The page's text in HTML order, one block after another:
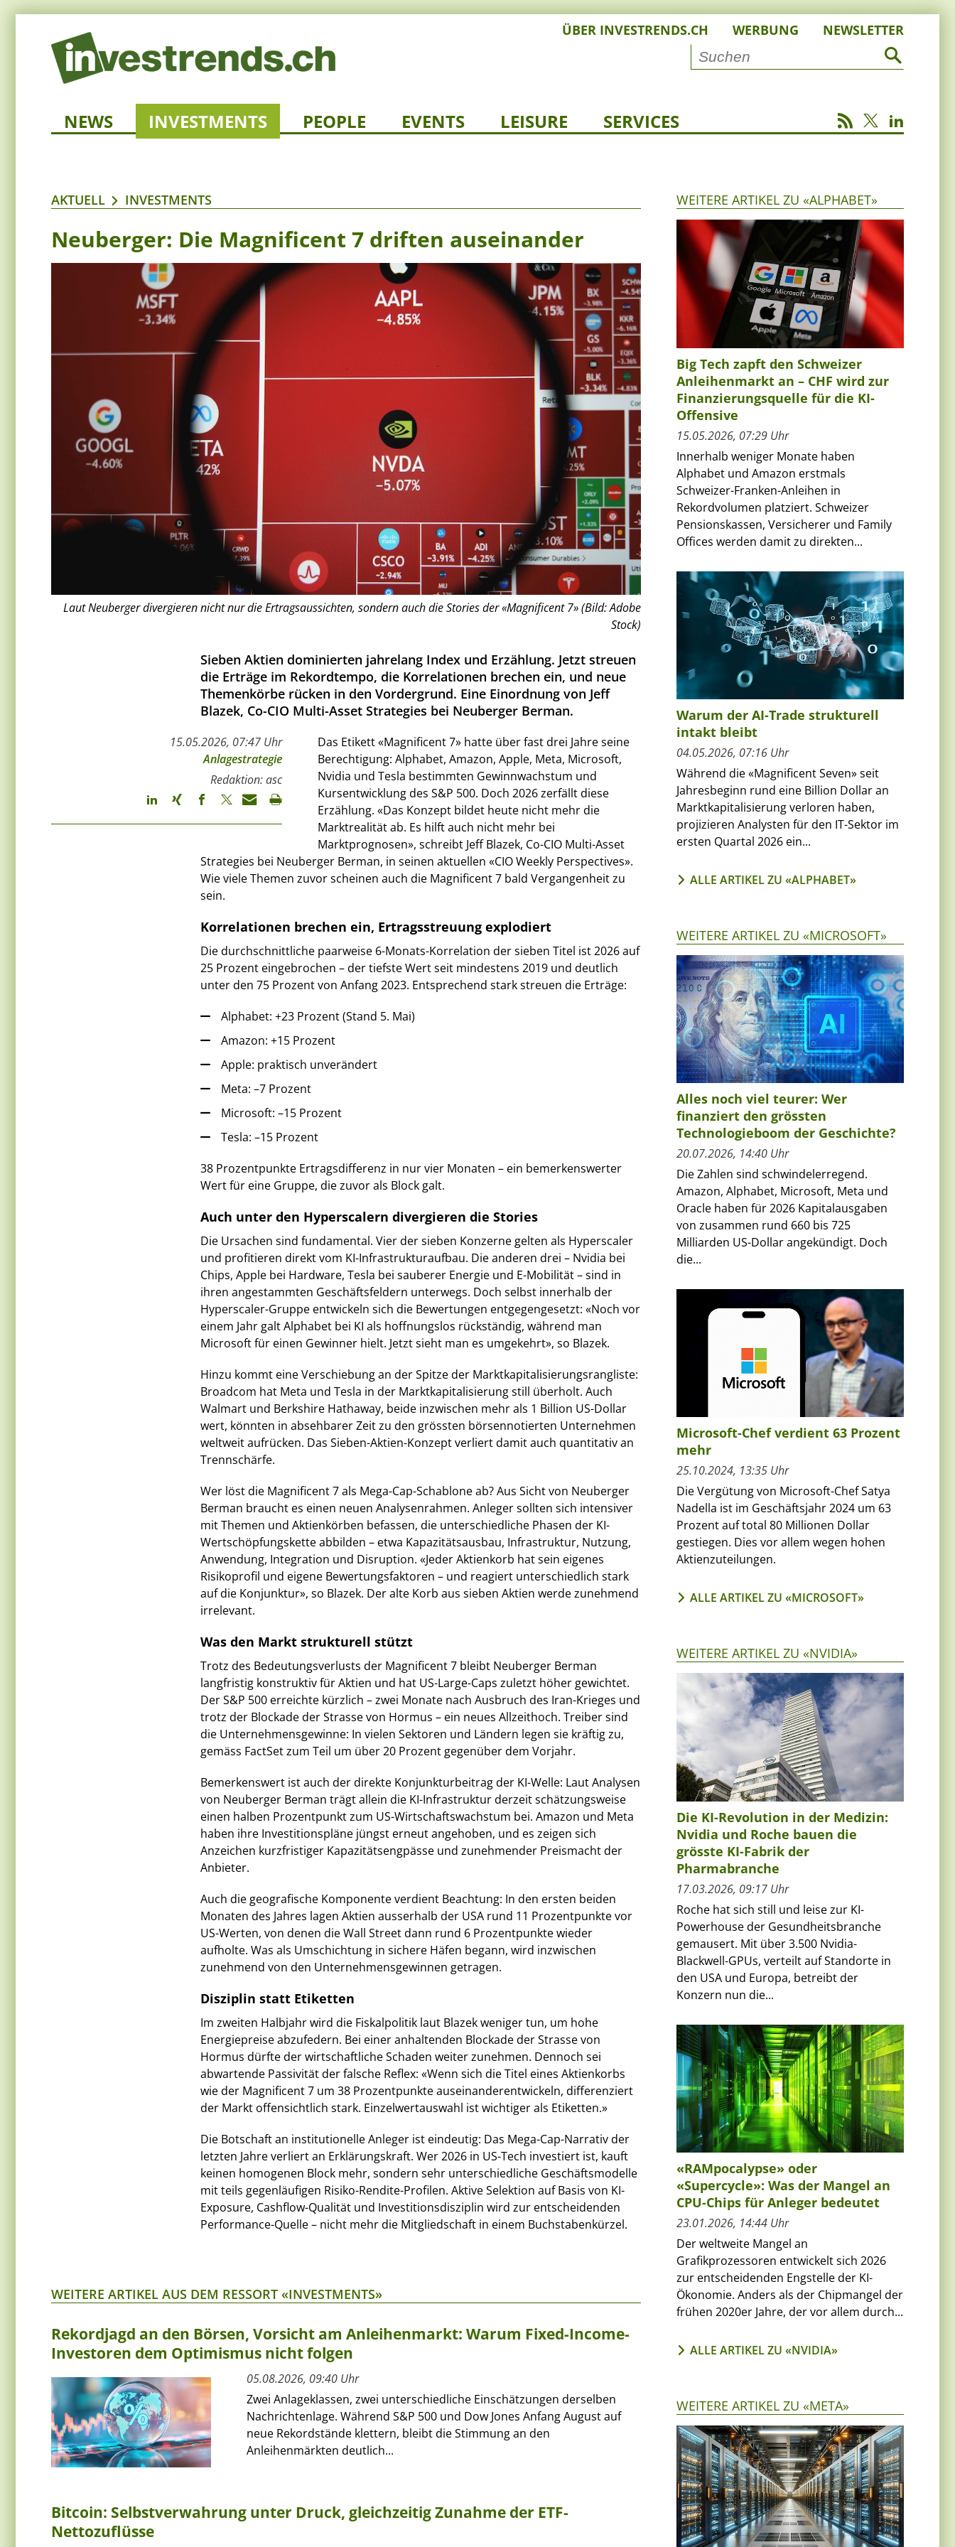
ÜBER INVESTRENDS.CH WERBUNG NEWSLETTER
NEWS INVESTMENTS PEOPLE EVENTS LEISURE SERVICES
AKTUELL INVESTMENTS
Neuberger: Die Magnificent 7 driften auseinander
Laut Neuberger divergieren nicht nur die Ertragsaussichten, sondern auch die Stories der «Magnificent 7» (Bild: Adobe
Stock)
Sieben Aktien dominierten jahrelang Index und Erzählung. Jetzt streuen
die Erträge im Rekordtempo, die Korrelationen brechen ein, und neue
Themenkörbe rücken in den Vordergrund. Eine Einordnung von Jeff
Blazek, Co-CIO Multi-Asset Strategies bei Neuberger Berman.
15.05.2026, 07:47 Uhr
Anlagestrategie
Redaktion: asc
Das Etikett «Magnificent 7» hatte über fast drei Jahre seine
Berechtigung: Alphabet, Amazon, Apple, Meta, Microsoft,
Nvidia und Tesla bestimmten Gewinnwachstum und
Kursentwicklung des S&P 500. Doch 2026 zerfällt diese
Erzählung. «Das Konzept bildet heute nicht mehr die
Marktrealität ab. Es hilft auch nicht mehr bei
Marktprognosen», schreibt Jeff Blazek, Co-CIO Multi-Asset
Strategies bei Neuberger Berman, in seinen aktuellen «CIO Weekly Perspectives».
Wie viele Themen zuvor scheinen auch die Magnificent 7 bald Vergangenheit zu
sein.
Korrelationen brechen ein, Ertragsstreuung explodiert
Die durchschnittliche paarweise 6-Monats-Korrelation der sieben Titel ist 2026 auf
25 Prozent eingebrochen – der tiefste Wert seit mindestens 2019 und deutlich
unter den 75 Prozent von Anfang 2023. Entsprechend stark streuen die Erträge:
Alphabet: +23 Prozent (Stand 5. Mai)
Amazon: +15 Prozent
Apple: praktisch unverändert
Meta: –7 Prozent
Microsoft: –15 Prozent
Tesla: –15 Prozent
38 Prozentpunkte Ertragsdifferenz in nur vier Monaten – ein bemerkenswerter
Wert für eine Gruppe, die zuvor als Block galt.
Auch unter den Hyperscalern divergieren die Stories
Die Ursachen sind fundamental. Vier der sieben Konzerne gelten als Hyperscaler
und profitieren direkt vom KI-Infrastrukturaufbau. Die anderen drei – Nvidia bei
Chips, Apple bei Hardware, Tesla bei sauberer Energie und E-Mobilität – sind in
ihren angestammten Geschäftsfeldern unterwegs. Doch selbst innerhalb der
Hyperscaler-Gruppe entwickeln sich die Bewertungen entgegengesetzt: «Noch vor
einem Jahr galt Alphabet bei KI als hoffnungslos rückständig, während man
Microsoft für einen Gewinner hielt. Jetzt sieht man es umgekehrt», so Blazek.
Hinzu kommt eine Verschiebung an der Spitze der Marktkapitalisierungsrangliste:
Broadcom hat Meta und Tesla in der Marktkapitalisierung still überholt. Auch
Walmart und Berkshire Hathaway, beide inzwischen mehr als 1 Billion US-Dollar
wert, könnten in absehbarer Zeit zu den grössten börsennotierten Unternehmen
weltweit aufrücken. Das Sieben-Aktien-Konzept verliert damit auch quantitativ an
Trennschärfe.
Wer löst die Magnificent 7 als Mega-Cap-Schablone ab? Aus Sicht von Neuberger
Berman braucht es einen neuen Analysenrahmen. Anleger sollten sich intensiver
mit Themen und Aktienkörben befassen, die unterschiedliche Phasen der KI-
Wertschöpfungskette abbilden – etwa Kapazitätsausbau, Infrastruktur, Nutzung,
Anwendung, Integration und Disruption. «Jeder Aktienkorb hat sein eigenes
Risikoprofil und eigene Bewertungsfaktoren – und reagiert unterschiedlich stark
auf die Konjunktur», so Blazek. Der alte Korb aus sieben Aktien werde zunehmend
irrelevant.
Was den Markt strukturell stützt
Trotz des Bedeutungsverlusts der Magnificent 7 bleibt Neuberger Berman
langfristig konstruktiv für Aktien und hat US-Large-Caps zuletzt höher gewichtet.
Der S&P 500 erreichte kürzlich – zwei Monate nach Ausbruch des Iran-Krieges und
trotz der Blockade der Strasse von Hormus – ein neues Allzeithoch. Treiber sind
die Unternehmensgewinne: In vielen Sektoren und Ländern legen sie kräftig zu,
gemäss FactSet zum Teil um über 20 Prozent gegenüber dem Vorjahr.
Bemerkenswert ist auch der direkte Konjunkturbeitrag der KI-Welle: Laut Analysen
von Neuberger Berman trägt allein die KI-Infrastruktur derzeit schätzungsweise
einen halben Prozentpunkt zum US-Wirtschaftswachstum bei. Amazon und Meta
haben ihre Investitionspläne jüngst erneut angehoben, und es zeigen sich
Anzeichen kurzfristiger Kapazitätsengpässe und zunehmender Preismacht der
Anbieter.
Auch die geografische Komponente verdient Beachtung: In den ersten beiden
Monaten des Jahres lagen Aktien ausserhalb der USA rund 11 Prozentpunkte vor
US-Werten, von denen die Wall Street dann rund 6 Prozentpunkte wieder
aufholte. Was als Umschichtung in sichere Häfen begann, wird inzwischen
zunehmend von den Unternehmensgewinnen getragen.
Disziplin statt Etiketten
Im zweiten Halbjahr wird die Fiskalpolitik laut Blazek weniger tun, um hohe
Energiepreise abzufedern. Bei einer anhaltenden Blockade der Strasse von
Hormus dürfte der wirtschaftliche Schaden weiter zunehmen. Dennoch sei
abwartende Passivität der falsche Reflex: «Wenn sich die Titel eines Aktienkorbs
wie der Magnificent 7 um 38 Prozentpunkte auseinanderentwickeln, differenziert
der Markt offensichtlich stark. Einzelwertauswahl ist wichtiger als Etiketten.»
Die Botschaft an institutionelle Anleger ist eindeutig: Das Mega-Cap-Narrativ der
letzten Jahre verliert an Erklärungskraft. Wer 2026 in US-Tech investiert ist, kauft
keinen homogenen Block mehr, sondern sehr unterschiedliche Geschäftsmodelle
mit teils gegenläufigen Risiko-Rendite-Profilen. Aktive Selektion auf Basis von KI-
Exposure, Cashflow-Qualität und Investitionsdisziplin wird zur entscheidenden
Performance-Quelle – nicht mehr die Mitgliedschaft in einem Buchstabenkürzel.
WEITERE ARTIKEL AUS DEM RESSORT «INVESTMENTS»
Rekordjagd an den Börsen, Vorsicht am Anleihenmarkt: Warum Fixed-Income-
Investoren dem Optimismus nicht folgen
05.08.2026, 09:40 Uhr
Zwei Anlageklassen, zwei unterschiedliche Einschätzungen derselben
Nachrichtenlage. Während S&P 500 und Dow Jones Anfang August auf
neue Rekordstände klettern, bleibt die Stimmung an den
Anleihenmärkten deutlich...
Bitcoin: Selbstverwahrung unter Druck, gleichzeitig Zunahme der ETF-
Nettozuflüsse
WEITERE ARTIKEL ZU «ALPHABET»
Big Tech zapft den Schweizer
Anleihenmarkt an – CHF wird zur
Finanzierungsquelle für die KI-
Offensive
15.05.2026, 07:29 Uhr
Innerhalb weniger Monate haben
Alphabet und Amazon erstmals
Schweizer-Franken-Anleihen in
Rekordvolumen platziert. Schweizer
Pensionskassen, Versicherer und Family
Offices werden damit zu direkten...
Warum der AI-Trade strukturell
intakt bleibt
04.05.2026, 07:16 Uhr
Während die «Magnificent Seven» seit
Jahresbeginn rund eine Billion Dollar an
Marktkapitalisierung verloren haben,
projizieren Analysten für den IT-Sektor im
ersten Quartal 2026 ein...
ALLE ARTIKEL ZU «ALPHABET»
WEITERE ARTIKEL ZU «MICROSOFT»
Alles noch viel teurer: Wer
finanziert den grössten
Technologieboom der Geschichte?
20.07.2026, 14:40 Uhr
Die Zahlen sind schwindelerregend.
Amazon, Alphabet, Microsoft, Meta und
Oracle haben für 2026 Kapitalausgaben
von zusammen rund 660 bis 725
Milliarden US-Dollar angekündigt. Doch
die...
Microsoft-Chef verdient 63 Prozent
mehr
25.10.2024, 13:35 Uhr
Die Vergütung von Microsoft-Chef Satya
Nadella ist im Geschäftsjahr 2024 um 63
Prozent auf total 80 Millionen Dollar
gestiegen. Dies vor allem wegen hohen
Aktienzuteilungen.
ALLE ARTIKEL ZU «MICROSOFT»
WEITERE ARTIKEL ZU «NVIDIA»
Die KI-Revolution in der Medizin:
Nvidia und Roche bauen die
grösste KI-Fabrik der
Pharmabranche
17.03.2026, 09:17 Uhr
Roche hat sich still und leise zur KI-
Powerhouse der Gesundheitsbranche
gemausert. Mit über 3.500 Nvidia-
Blackwell-GPUs, verteilt auf Standorte in
den USA und Europa, betreibt der
Konzern nun die...
«RAMpocalypse» oder
«Supercycle»: Was der Mangel an
CPU-Chips für Anleger bedeutet
23.01.2026, 14:44 Uhr
Der weltweite Mangel an
Grafikprozessoren entwickelt sich 2026
zur entscheidenden Engstelle der KI-
Ökonomie. Anders als der Chipmangel der
frühen 2020er Jahre, der vor allem durch...
ALLE ARTIKEL ZU «NVIDIA»
WEITERE ARTIKEL ZU «META»